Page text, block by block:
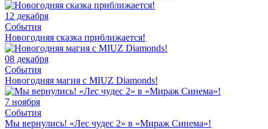
12 декабря
События
Новогодняя сказка приближается!
08 декабря
События
Новогодняя магия с MIUZ Diamonds!
7 ноября
События
Мы вернулись! «Лес чудес 2» в «Мираж Синема»!